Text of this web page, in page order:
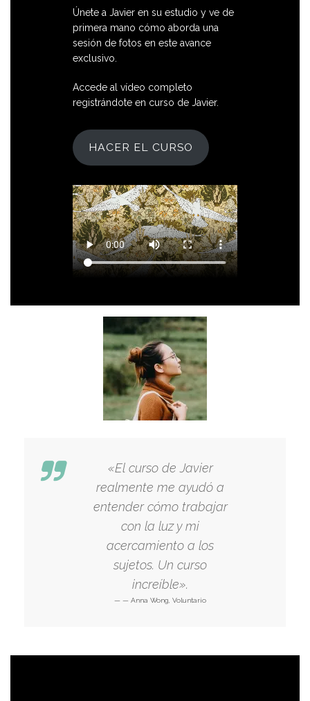
Únete a Javier en su estudio y ve de
primera mano cómo aborda una
sesión de fotos en este avance
exclusivo.
Accede al vídeo completo
registrándote en curso de Javier.
HACER EL CURSO
«El curso de Javier
realmente me ayudó a
entender cómo trabajar
con la luz y mi
acercamiento a los
sujetos. Un curso
increíble».
— Anna Wong, Voluntario